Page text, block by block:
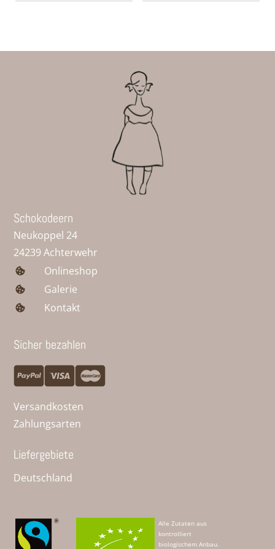
Schokodeern
Neukoppel 24
24239 Achterwehr
Onlineshop
Galerie
Kontakt
Sicher bezahlen
Versandkosten
Zahlungsarten
Liefergebiete
Deutschland
Alle Zutaten aus
kontrolliert
biologischem Anbau.